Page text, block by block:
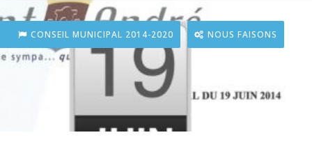
CONSEIL MUNICIPAL 2014-2020 NOUS FAISONS